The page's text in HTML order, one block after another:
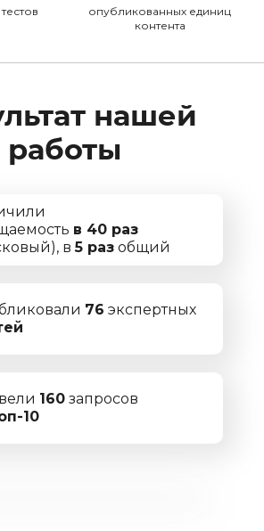
опубликованных единиц
контента
нашей
работы
в 40 раз
в5 раз общий
76 экспертных
160запросов
10